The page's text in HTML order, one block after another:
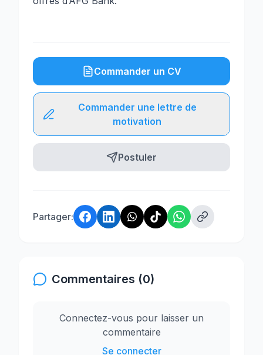
Commander un CV
Commander une lettre de
motivation
Postuler
Partager:
Commentaires (0)
Connectez-vous pour laisser un
commentaire
Se connecter